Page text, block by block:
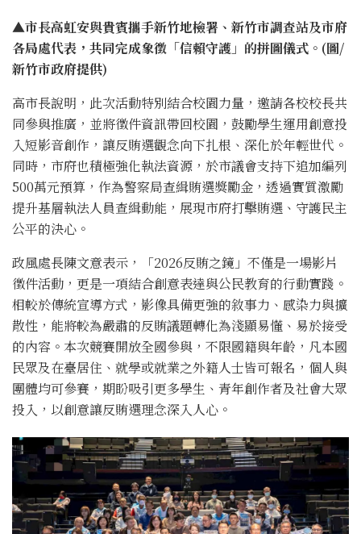
▲市長高虹安與貴賓攜手新竹地檢署、新竹市調查站及市府
各局處代表，共同完成象徵「信賴守護」的拼圖儀式。(圖/
新竹市政府提供)
高市長說明，此次活動特別結合校園力量，邀請各校校長共
同參與推廣，並將徵件資訊帶回校園，鼓勵學生運用創意投
入短影音創作，讓反賄選觀念向下扎根、深化於年輕世代。
同時，市府也積極強化執法資源，於市議會支持下追加編列
500萬元預算，作為警察局查緝賄選獎勵金，透過實質激勵
提升基層執法人員查緝動能，展現市府打擊賄選、守護民主
公平的決心。
政風處長陳文意表示，「2026反賄之鏡」不僅是一場影片
徵件活動，更是一項結合創意表達與公民教育的行動實踐。
相較於傳統宣導方式，影像具備更強的敘事力、感染力與擴
散性，能將較為嚴肅的反賄議題轉化為淺顯易懂、易於接受
的內容。本次競賽開放全國參與，不限國籍與年齡，凡本國
民眾及在臺居住、就學或就業之外籍人士皆可報名，個人與
團體均可參賽，期盼吸引更多學生、青年創作者及社會大眾
投入，以創意讓反賄選理念深入人心。